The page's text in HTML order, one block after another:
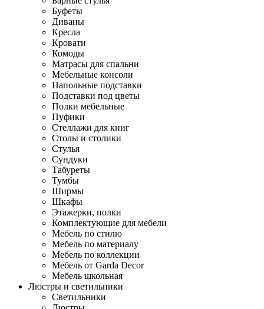
Буфеты
Диваны
Кресла
Кровати
Комоды
Матрасы для спальни
Мебельные консоли
Напольные подставки
Подставки под цветы
Полки мебельные
Пуфики
Стеллажи для книг
Столы и столики
Стулья
Сундуки
Табуреты
Тумбы
Ширмы
Шкафы
Этажерки, полки
Комплектующие для мебели
Мебель по стилю
Мебель по материалу
Мебель по коллекции
Мебель от Garda Decor
Мебель школьная
Люстры и светильники
Светильники